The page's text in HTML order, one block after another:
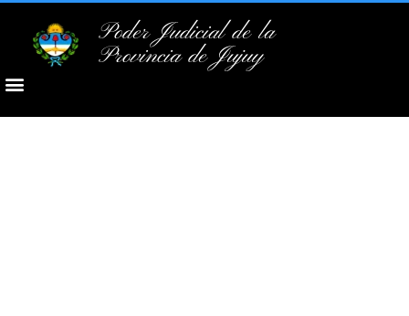
Poder Judicial de la
Provincia de Jujuy